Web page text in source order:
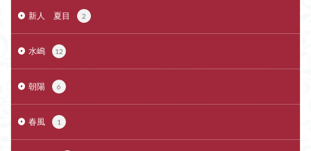
新人 夏目 2
水嶋 12
朝陽 6
春風 1